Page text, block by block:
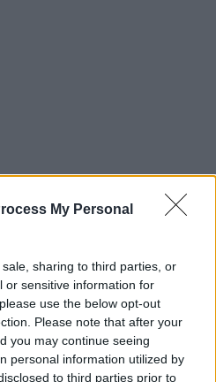
My Personal
sharing to third parties, or
or sensitive information for
use the below opt-out
Please note that after your
you may continue seeing
personal information utilized by
to third parties prior to